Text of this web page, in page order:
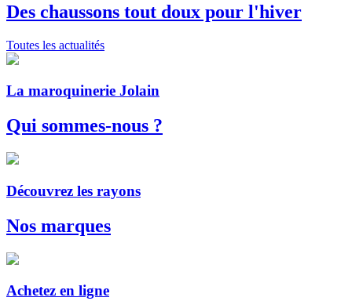
Des chaussons tout doux pour l'hiver
Toutes les actualités
La maroquinerie Jolain
Qui sommes-nous ?
Découvrez les rayons
Nos marques
Achetez en ligne